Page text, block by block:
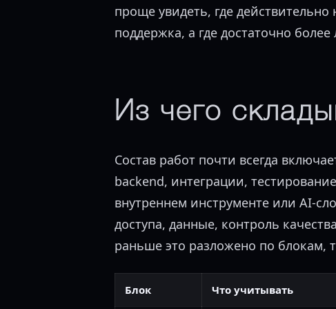
проще увидеть, где
поддержка, а где достаточно
Из чего
Состав работ почти всегда
backend, интеграции,
внутреннем инструменте или AI-
доступа, данные, контроль
раньше это разложено по блокам,
Блок Что учитывать